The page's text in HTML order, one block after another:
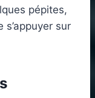
pépites,
sur